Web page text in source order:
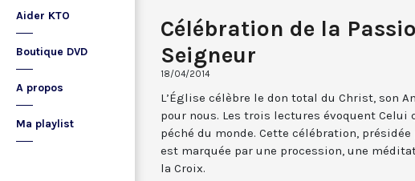
Aider KTO
Boutique DVD
A propos
Ma playlist
Célébration de la
Seigneur
18/04/2014
L’Église célèbre le don total du Christ, son
pour nous. Les trois lectures évoquent
péché du monde. Cette célébration, présidée
est marquée par une procession, une
la Croix.